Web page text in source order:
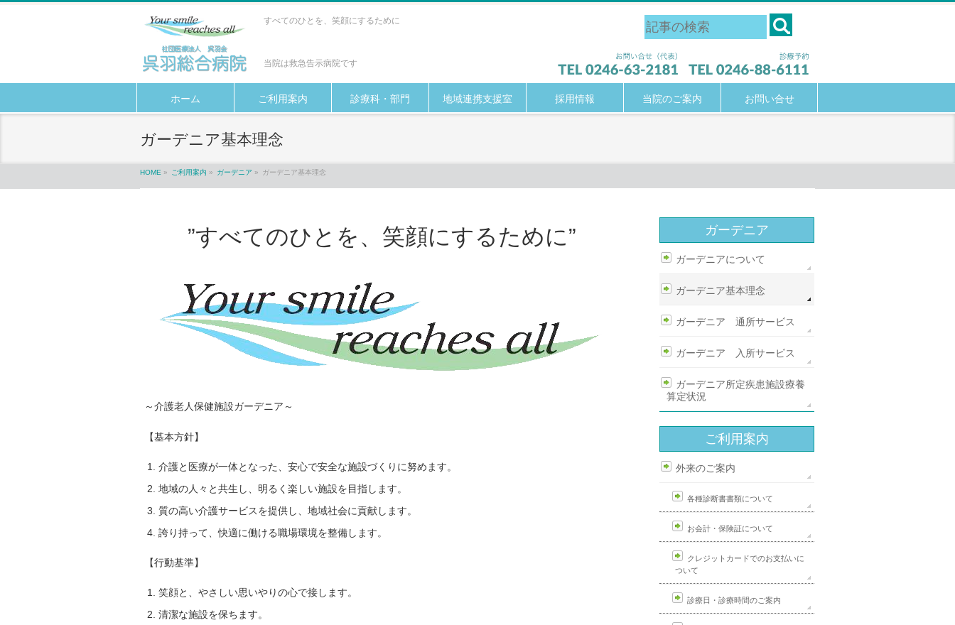
すべてのひとを、笑顔にするために
当院は救急告示病院です
ホーム ご利用案内 診療科・部門 地域連携支援室 採用情報 当院のご案内 お問い合せ
ガーデニア基本理念
HOME » ご利用案内 » ガーデニア » ガーデニア基本理念
”すべてのひとを、笑顔にするために”
～介護老人保健施設ガーデニア～
【基本方針】
介護と医療が一体となった、安心で安全な施設づくりに努めます。
地域の人々と共生し、明るく楽しい施設を目指します。
質の高い介護サービスを提供し、地域社会に貢献します。
誇り持って、快適に働ける職場環境を整備します。
【行動基準】
笑顔と、やさしい思いやりの心で接します。
清潔な施設を保ちます。
ガーデニア
ガーデニアについて
ガーデニア基本理念
ガーデニア 通所サービス
ガーデニア 入所サービス
ガーデニア所定疾患施設療養
算定状況
ご利用案内
外来のご案内
各種診断書書類について
お会計・保険証について
クレジットカードでのお支払いに
ついて
診療日・診療時間のご案内